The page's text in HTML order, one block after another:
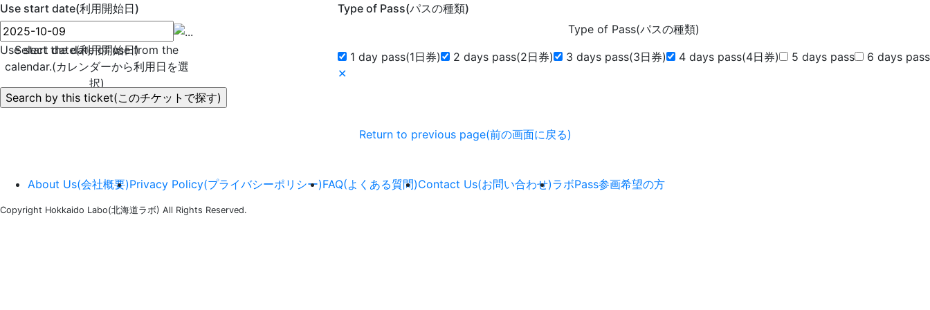
Use start date(利用開始日)
Select the date of use from the
calendar.(カレンダーから利用日を選
択)
Use start date(利用開始日)
Type of Pass(パスの種類)
Type of Pass(パスの種類)
1 day pass(1日券)
2 days pass(2日券) 3 days pass(3日券) 4 days pass(4日券) 5 days pass
6 days pass
✕
Return to previous page(前の画面に戻る)
About Us(会社概要)Privacy Policy(プライバシーポリシー)FAQ(よくある質問)Contact Us(お問い合わせ)ラボPass参画希望の方
Copyright Hokkaido Labo(北海道ラボ) All Rights Reserved.